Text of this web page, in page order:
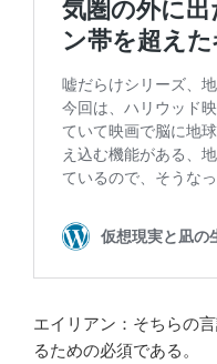
エイリアン：そちらの
るための必須である。